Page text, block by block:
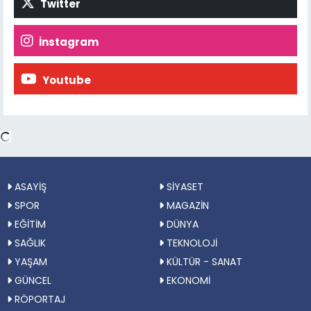
Twitter
İnstagram
Youtube
ASAYİŞ
SİYASET
SPOR
MAGAZİN
EĞİTİM
DÜNYA
SAĞLIK
TEKNOLOJİ
YAŞAM
KÜLTÜR - SANAT
GÜNCEL
EKONOMİ
RÖPORTAJ